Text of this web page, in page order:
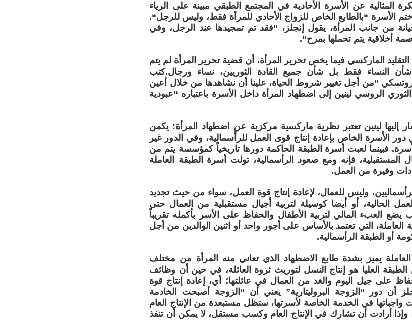
المثالية عن الأسرة الأحادية في المجتمع الطبقي مبينة على الرياء
ختم الأسرة “بالطابع الخاص للزواج الأحادي للمرأة فقط، وليس للرجل“.
من جانب المرأة، يقول إنجلز، “فقد تم تمجيدها عند الرجل، وفي
أخلاقية يتم تحملها بمرح“.
الماركسي فيما يخص تحرير المرأة، أن قضية تحرير المرأة لم يتم
شأن النساء فقط بل شأن جميع القادة الثوريين، نساء ورجال.كتب
“من أجل تغيير شروط الحياة، علينا أن نشاهدها من خلال أعين
الثوري الروسي لينين إلى اضطهاد المرأة داخل الأسرة باعتباره “عبودية
أشار إليها لينين تعتبر نظرية ماركسية مركزية عن اضطهاد المرأة: يكمن
الأسرة الخاص بإعادة إنتاج قوى العمل للرأسمالية، وفي الدور غير
فبينما لعبت أسرة الطبقة الحاكمة دورها تاريخياً كمؤسسة يتم من
المستقبلية، فإنه ومع صعود الرأسمالية، تولت أسرة الطبقة العاملة
وفيرة من العمل.
وليس للعمال، لإعادة إنتاج قوة العمل، سواء من حيث تجديد
الحالية، أو أيضا كوسيلة لتربية أجيال مستقبلية من العمال حتى
يضع العبء المالي لتربية الأطفال والحفاظ على الأسر بأكمله تقريباً
العاملة، التي تعتمد بالأساس على أجور واحد أو اثنين الوالدين من أجل
أو الطبقة الرأسمالية.
يميز بشدة طابع الاضطهاد الذي تعاني منه المرأة من مختلف
العليا هو إنتاج النسل لتوريث ثروة العائلة، في حين أن وظائف
على جيل اليوم والغد من العمال في عائلتها؛ أي، إعادة إنتاج قوة
أن دور “الزوجة البروليتارية” يعني أن “الزوجة أصبحت الخادمة
واجباتها في الخدمة الخاصة لأسرتها، ستظل مستبعدة من الإنتاج العام
أرادت أن تشارك في الإنتاج العام وكسب مستقل، لا يمكن أن تنفذ